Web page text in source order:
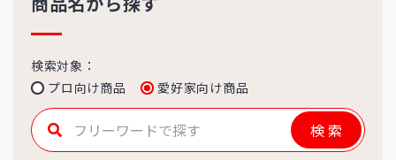
検索対象：
プロ向け商品
愛好家向け商品
検索